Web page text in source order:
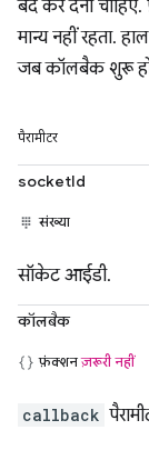
बंद कर देना
मान्य नहीं रहता.
जब कॉलबैक शुरू हो
पैरामीटर
socketId
संख्या
सॉकेट आईडी.
कॉलबैक
फ़ंक्शनज़रूरी नहीं
callback